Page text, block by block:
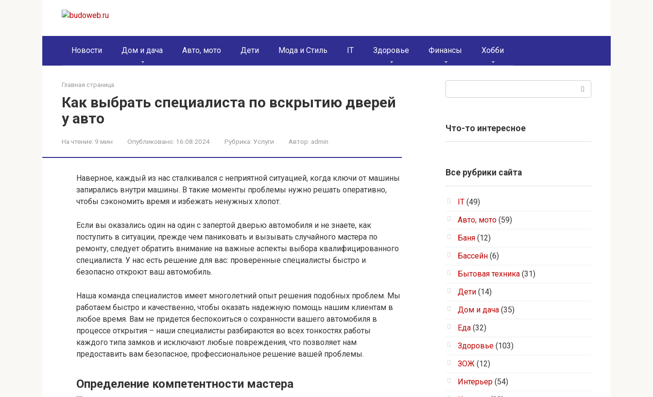
Новости Дом и дача Авто, мото Дети Мода и Стиль IT Здоровье Финансы Хобби
Главная страница
Как выбрать специалиста по вскрытию дверей
у авто
На чтение: 9 мин Опубликовано: 16.08.2024 Рубрика: Услуги Автор: admin
Наверное, каждый из нас сталкивался с неприятной ситуацией, когда ключи от машины
запирались внутри машины. В такие моменты проблемы нужно решать оперативно,
чтобы сэкономить время и избежать ненужных хлопот.
Если вы оказались один на один с запертой дверью автомобиля и не знаете, как
поступить в ситуации, прежде чем паниковать и вызывать случайного мастера по
ремонту, следует обратить внимание на важные аспекты выбора квалифицированного
специалиста. У нас есть решение для вас: проверенные специалисты быстро и
безопасно откроют ваш автомобиль.
Наша команда специалистов имеет многолетний опыт решения подобных проблем. Мы
работаем быстро и качественно, чтобы оказать надежную помощь нашим клиентам в
любое время. Вам не придется беспокоиться о сохранности вашего автомобиля в
процессе открытия – наши специалисты разбираются во всех тонкостях работы
каждого типа замков и исключают любые повреждения, что позволяет нам
предоставить вам безопасное, профессиональное решение вашей проблемы.
Определение компетентности мастера
Что-то интересное
Все рубрики сайта
IT (49)
Авто, мото (59)
Баня (12)
Бассейн (6)
Бытовая техника (31)
Дети (14)
Дом и дача (35)
Еда (32)
Здоровье (103)
ЗОЖ (12)
Интерьер (54)